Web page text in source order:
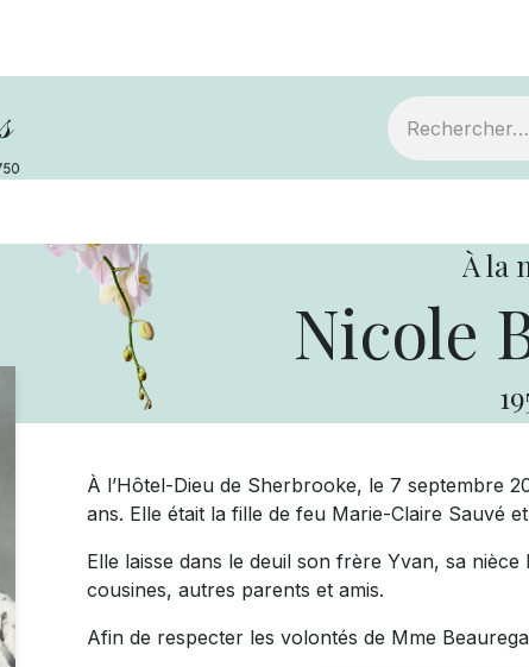
À la
Nicole
À l’Hôtel-Dieu de Sherbrooke, le 7 septembre
ans. Elle était la fille de feu Marie-Claire Sauvé
Elle laisse dans le deuil son frère Yvan, sa
cousines, autres parents et amis.
Afin de respecter les volontés de Mme